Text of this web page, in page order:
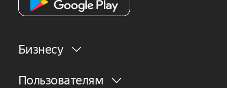
Бизнесу
Пользователям